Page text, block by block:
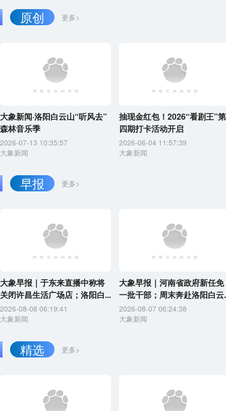
更多>
原创
大象新闻·洛阳白云山“听风去”
森林音乐季
2026-07-13 10:35:57
大象新闻
抽现金红包！2026“看剧王”第
四期打卡活动开启
2026-06-04 11:57:39
大象新闻
更多>
早报
大象早报｜于东来直播中称将
关闭许昌生活广场店；洛阳白...
2026-08-08 06:19:41
大象新闻
大象早报｜河南省政府新任免
一批干部；周末奔赴洛阳白云
2026-08-07 06:24:38
大象新闻
更多>
精选